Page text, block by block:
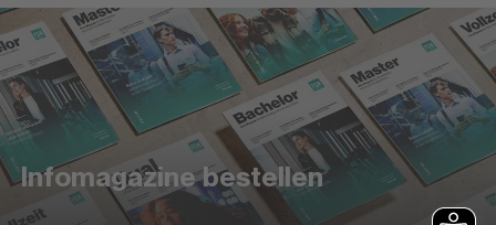
Infomagazine bestellen